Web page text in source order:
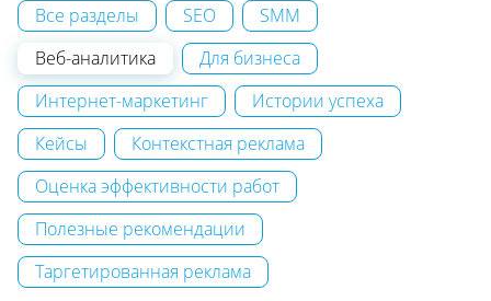
Все разделы SEO
SMM
Веб-аналитика
Для бизнеса
Интернет-маркетинг
Истории успеха
Кейсы
Контекстная реклама
Оценка эффективности работ
Полезные рекомендации
Таргетированная реклама